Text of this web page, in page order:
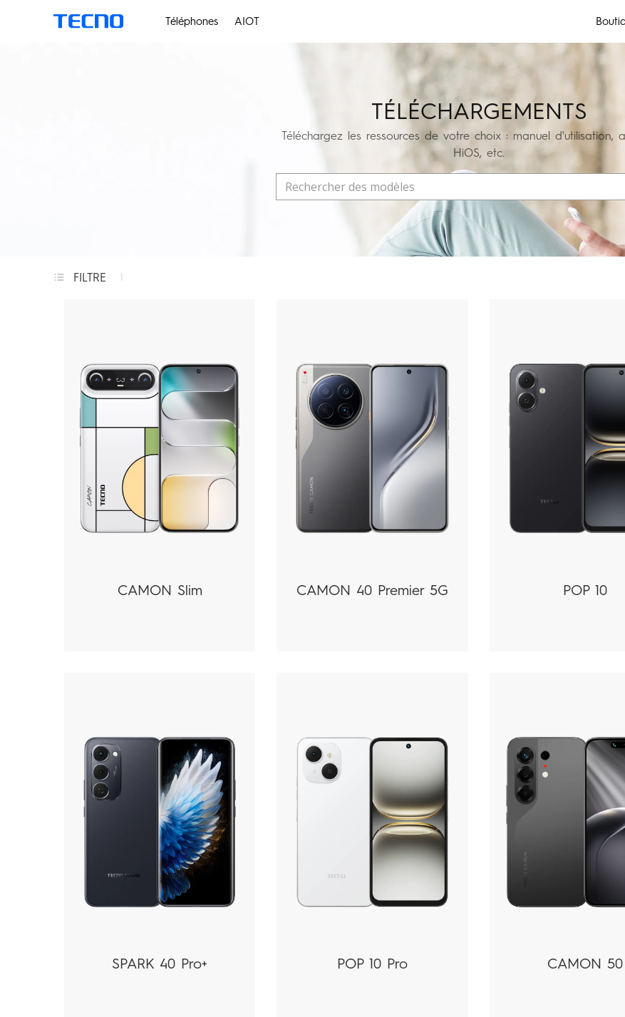
Téléphones
All Models Comparer les modèles
AIOT
TÉLÉCHARGEMENTS
Téléchargez les ressources de votre choix : manuel d'utilisation,
HiOS, etc.
FILTRE
CAMON Slim CAMON 40 Premier 5G POP 10
SPARK 40 Pro+ POP 10 Pro CAMON 50